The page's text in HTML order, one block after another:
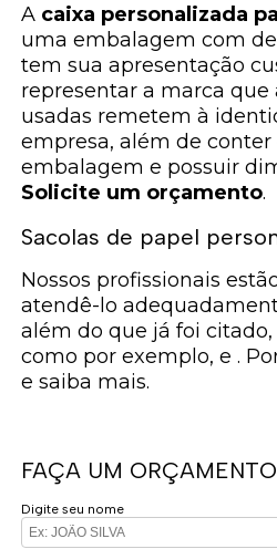
A caixa personalizada
uma embalagem com
tem sua apresentação
representar a marca que
usadas remetem à
empresa, além de conter
embalagem e possuir
Solicite um orçamento.
Sacolas de papel
Nossos profissionais
atendê-lo
além do que já foi citado,
como por exemplo, e .
e saiba mais.
FAÇA UM ORÇAMENTO
Digite seu nome